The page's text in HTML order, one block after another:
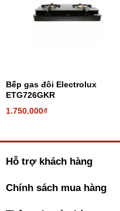
Thiết kế đầu hâm tiện
ít gas, không sợ thức ăn bị
Xem thêm:
Bếp gas đôi Electrolux
ETG726GKR
1.750.000₫
Hỗ trợ khách hàng
Chính sách mua hàng